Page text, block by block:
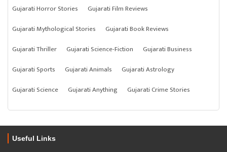
Gujarati Horror Stories
Gujarati Film Reviews
Gujarati Mythological Stories
Gujarati Book Reviews
Gujarati Thriller
Gujarati Science-Fiction
Gujarati Business
Gujarati Sports
Gujarati Animals
Gujarati Astrology
Gujarati Science
Gujarati Anything Gujarati Crime Stories
Useful Links